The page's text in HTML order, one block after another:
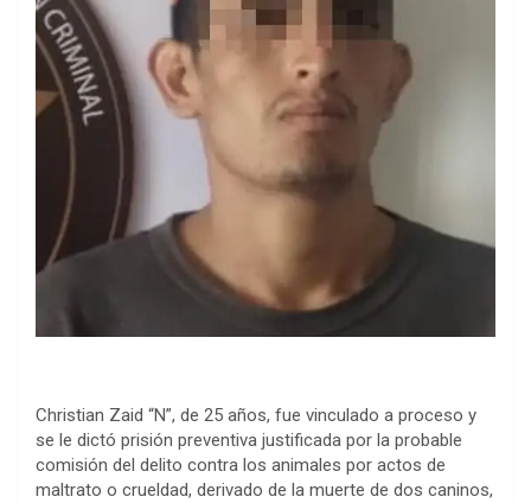
Christian Zaid “N”, de 25 años, fue vinculado a proceso y
se le dictó prisión preventiva justificada por la probable
comisión del delito contra los animales por actos de
maltrato o crueldad, derivado de la muerte de dos caninos,